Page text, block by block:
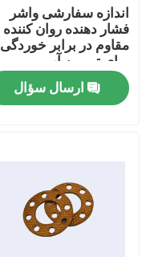
درباره ما
اندازه سفارشی واشر
فشار دهنده روان کننده
مقاوم در برابر خوردگی
برای توربین آب
ارسال سؤال